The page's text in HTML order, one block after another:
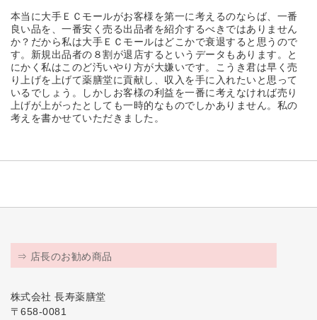
本当に大手ＥＣモールがお客様を第一に考えるのならば、一番
良い品を、一番安く売る出品者を紹介するべきではありません
か？だから私は大手ＥＣモールはどこかで衰退すると思うので
す。新規出品者の８割が退店するというデータもあります。と
にかく私はこのど汚いやり方が大嫌いです。こうき君は早く売
り上げを上げて薬膳堂に貢献し、収入を手に入れたいと思って
いるでしょう。しかしお客様の利益を一番に考えなければ売り
上げが上がったとしても一時的なものでしかありません。私の
考えを書かせていただきました。
⇒ 店長のお勧め商品
株式会社 長寿薬膳堂
〒658-0081